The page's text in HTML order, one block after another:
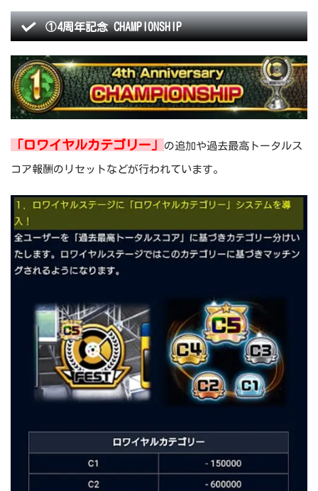
①4周年記念 CHAMPIONSHIP
「ロワイヤルカテゴリー」 の追加や過去最高トータルス
コア報酬のリセットなどが行われています。